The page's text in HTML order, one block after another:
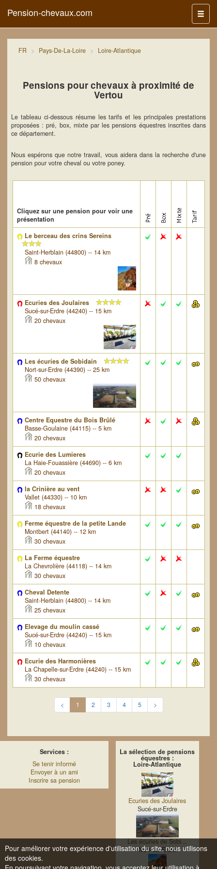
Menu
Pension-chevaux.com
FR Pays-De-La-Loire Loire-Atlantique
Pensions pour chevaux à proximité de
Vertou
Le tableau ci-dessous résume les tarifs et les principales prestations
proposées : pré, box, mixte par les pensions équestres inscrites dans
ce département.
Nous espérons que notre travail, vous aidera dans la recherche d'une
pension pour votre cheval ou votre poney.
Cliquez sur une pension pour voir une
présentation
Le berceau des crins Sereins
Saint-Herblain (44800) -- 14 km
8 chevaux
Ecuries des Joulaires
Sucé-sur-Erdre (44240) -- 15 km
20 chevaux
Les écuries de Sobidain
Nort-sur-Erdre (44390) -- 25 km
50 chevaux
Centre Equestre du Bois Brûlé
Basse-Goulaine (44115) -- 5 km
20 chevaux
Ecurie des Lumieres
La Haie-Fouassière (44690) -- 6 km
20 chevaux
la Crinière au vent
Vallet (44330) -- 10 km
18 chevaux
Ferme équestre de la petite Lande
Montbert (44140) -- 12 km
30 chevaux
La Ferme équestre
La Chevrolière (44118) -- 14 km
30 chevaux
Cheval Detente
Saint-Herblain (44800) -- 14 km
25 chevaux
Elevage du moulin cassé
Sucé-sur-Erdre (44240) -- 15 km
10 chevaux
Ecurie des Harmonières
La Chapelle-sur-Erdre (44240) -- 15 km
30 chevaux
< 1 2 3 4 5 >
Services :
Se tenir informé
Envoyer à un ami
Inscrire sa pension
La sélection de pensions
équestres :
Loire-Atlantique
Ecuries des Joulaires
Sucé-sur-Erdre
Les écuries de Sobi...
Nort-sur-Erdre
Pour améliorer votre expérience d'utilisation du site, nous utilisons
des cookies.